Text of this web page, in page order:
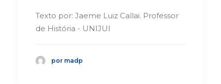
Texto por: Jaeme Luiz Callai. Professor
de História - UNIJUI
por madp